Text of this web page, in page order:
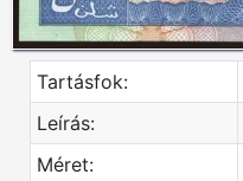
Tartásfok:
Leírás:
Méret: